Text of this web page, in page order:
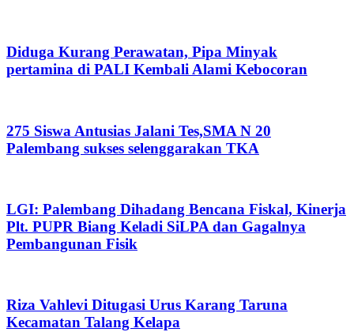
Diduga Kurang Perawatan, Pipa Minyak
pertamina di PALI Kembali Alami Kebocoran
275 Siswa Antusias Jalani Tes,SMA N 20
Palembang sukses selenggarakan TKA
LGI: Palembang Dihadang Bencana Fiskal, Kinerja
Plt. PUPR Biang Keladi SiLPA dan Gagalnya
Pembangunan Fisik
Riza Vahlevi Ditugasi Urus Karang Taruna
Kecamatan Talang Kelapa